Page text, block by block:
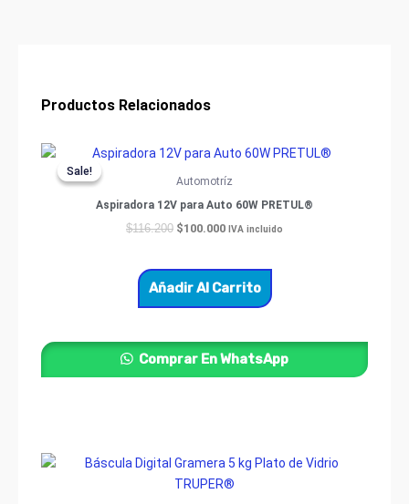
Productos Relacionados
Sale!
Sale!
Automotríz
Aspiradora 12V para Auto 60W PRETUL®
$116.200
Original
price
was:
$100.000
Current
is:
IVA incluido
Añadir Al Carrito
Comprar En WhatsApp